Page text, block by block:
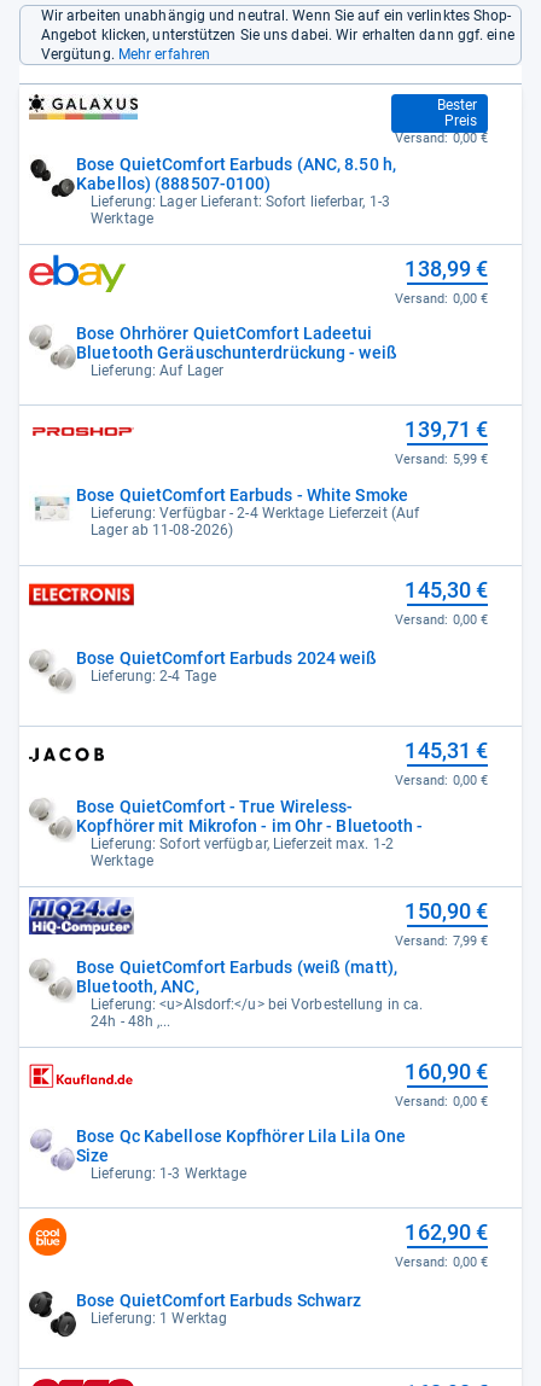
Wir arbeiten unabhängig und neutral. Wenn Sie auf ein verlinktes Shop-
Angebot klicken, unterstützen Sie uns dabei. Wir erhalten dann ggf. eine
Vergütung. Mehr erfahren
Bose QuietComfort Earbuds (ANC, 8.50 h,
Kabellos) (888507-0100)
Lieferung: Lager Lieferant: Sofort lieferbar, 1-3
Werktage
Bester
Preis
126,93 €
Versand: 0,00 €
Bose Ohrhörer QuietComfort Ladeetui
Bluetooth Geräuschunterdrückung - weiß
Lieferung: Auf Lager
138,99 €
Versand: 0,00 €
Bose QuietComfort Earbuds - White Smoke
Lieferung: Verfügbar - 2-4 Werktage Lieferzeit (Auf
Lager ab 11-08-2026)
139,71 €
Versand: 5,99 €
Bose QuietComfort Earbuds 2024 weiß
Lieferung: 2-4 Tage
145,30 €
Versand: 0,00 €
Bose QuietComfort - True Wireless-
Kopfhörer mit Mikrofon - im Ohr - Bluetooth -
Lieferung: Sofort verfügbar, Lieferzeit max. 1-2
Werktage
145,31 €
Versand: 0,00 €
Bose QuietComfort Earbuds (weiß (matt),
Bluetooth, ANC,
Lieferung: <u>Alsdorf:</u> bei Vorbestellung in ca.
24h - 48h ,...
150,90 €
Versand: 7,99 €
Bose Qc Kabellose Kopfhörer Lila Lila One
Size
Lieferung: 1-3 Werktage
160,90 €
Versand: 0,00 €
Bose QuietComfort Earbuds Schwarz
Lieferung: 1 Werktag
162,90 €
Versand: 0,00 €